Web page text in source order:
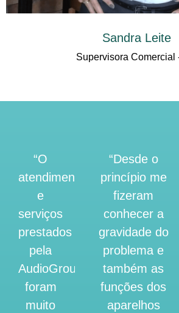
Sandra Leite
Supervisora Comercial
“O
atendimento
e
serviços
prestados
pela
AudioGroup
foram
muito
“Desde o
princípio me
fizeram
conhecer a
gravidade do
problema e
também as
funções dos
aparelhos